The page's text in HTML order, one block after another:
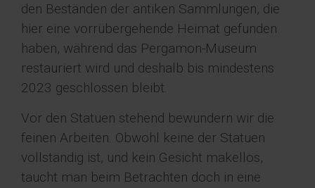
den Beständen der antiken Sammlungen, die
hier eine vorrübergehende Heimat gefunden
haben, während das Pergamon-Museum
restauriert wird und deshalb bis mindestens
2023 geschlossen bleibt.
Vor den Statuen stehend bewundern wir die
feinen Arbeiten. Obwohl keine der Statuen
vollständig ist, und kein Gesicht makellos,
taucht man beim Betrachten doch in eine